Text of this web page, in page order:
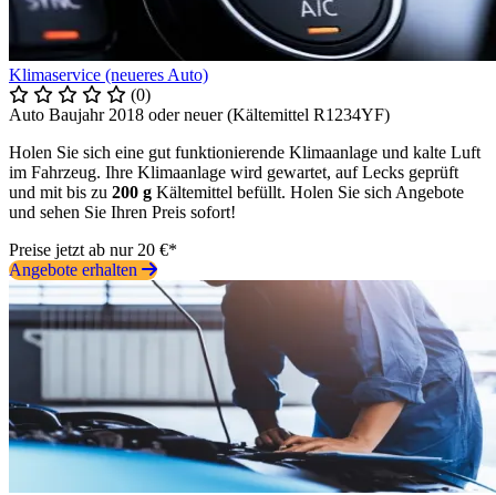
Klimaservice (neueres Auto)
(0)
Auto Baujahr 2018 oder neuer (Kältemittel R1234YF)
Holen Sie sich eine gut funktionierende Klimaanlage und kalte Luft
im Fahrzeug. Ihre Klimaanlage wird gewartet, auf Lecks geprüft
und mit bis zu 200 g Kältemittel befüllt. Holen Sie sich Angebote
und sehen Sie Ihren Preis sofort!
Preise jetzt ab nur 20 €*
Angebote erhalten